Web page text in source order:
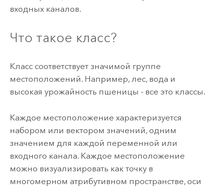
входных каналов.
Что такое класс?
Класс соответствует значимой группе
местоположений. Например, лес, вода и
высокая урожайность пшеницы - все это классы.
Каждое местоположение характеризуется
набором или вектором значений, одним
значением для каждой переменной или
входного канала. Каждое местоположение
можно визуализировать как точку в
многомерном атрибутивном пространстве, оси